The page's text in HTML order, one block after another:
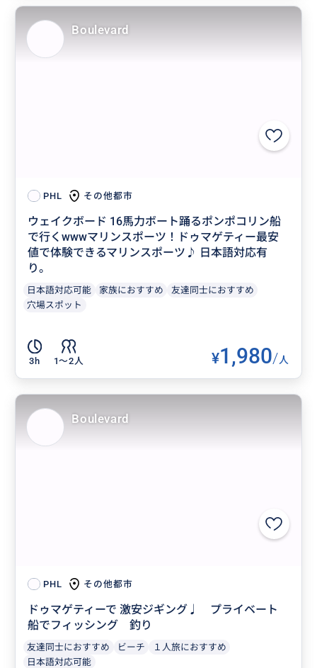
PHL その他都市
ウェイクボード 16馬力ボート踊るポンポコリン船
で行くwwwマリンスポーツ！ドゥマゲティー最安
値で体験できるマリンスポーツ♪ 日本語対応有
り。
日本語対応可能 家族におすすめ
友達同士におすすめ
穴場スポット
3h 1〜2人 ¥1,980/人
Boulevard
PHL その他都市
ドゥマゲティーで 激安ジギング♩ プライベート
船でフィッシング 釣り
友達同士におすすめ ビーチ
１人旅におすすめ
日本語対応可能
Boulevard